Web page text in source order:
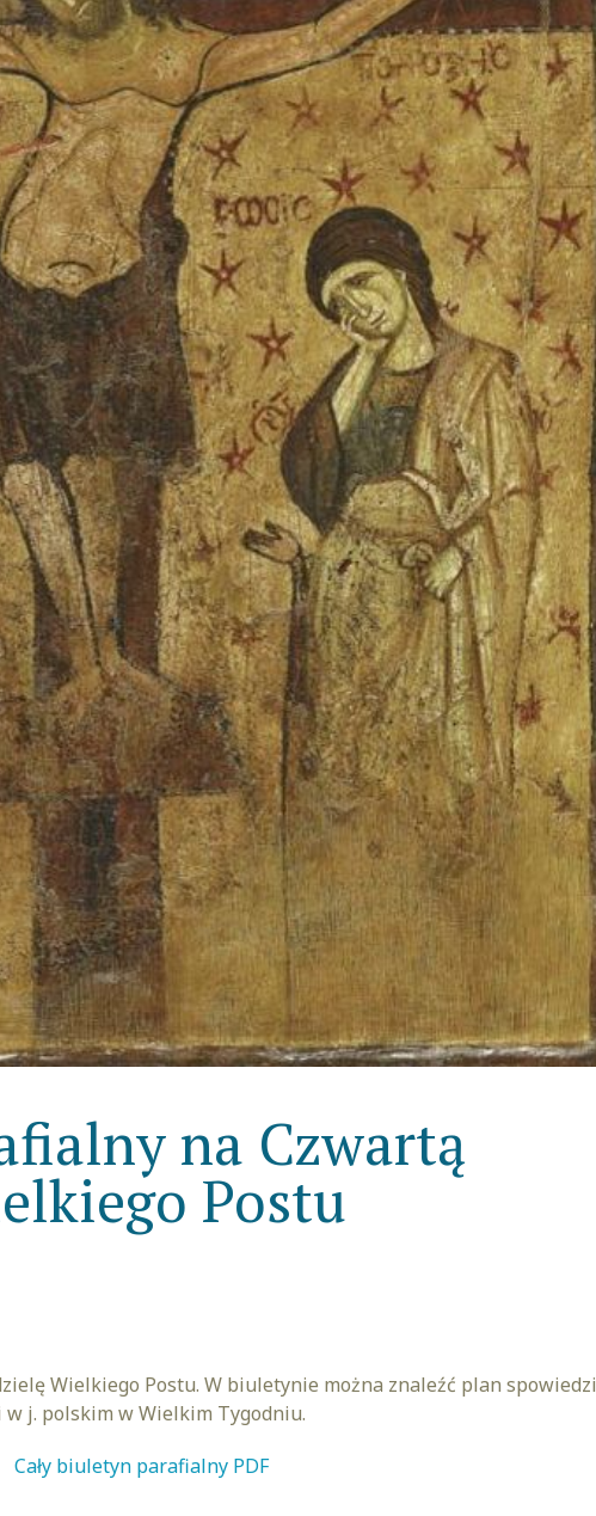
na Czwartą
Postu
Wielkiego Postu. W biuletynie można znaleźć plan spowiedzi
j. polskim w Wielkim Tygodniu.
Cały biuletyn parafialny PDF